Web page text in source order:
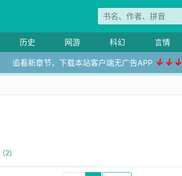
历史 网游 科幻 言情
追看新章节，下载本站客户端无广告APP ↓↓↓
2）